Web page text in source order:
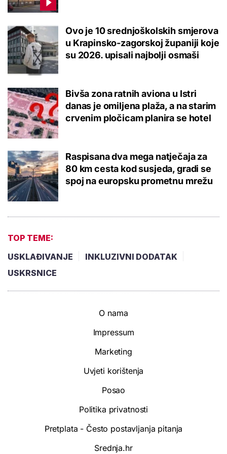
Ovo je 10 srednjoškolskih smjerova
u Krapinsko-zagorskoj županiji koje
su 2026. upisali najbolji osmaši
Bivša zona ratnih aviona u Istri
danas je omiljena plaža, a na starim
crvenim pločicam planira se hotel
Raspisana dva mega natječaja za
80 km cesta kod susjeda, gradi se
spoj na europsku prometnu mrežu
TOP TEME:
USKLAĐIVANJE
INKLUZIVNI DODATAK
USKRSNICE
O nama
Impressum
Marketing
Uvjeti korištenja
Posao
Politika privatnosti
Pretplata - Često postavljanja pitanja
Srednja.hr